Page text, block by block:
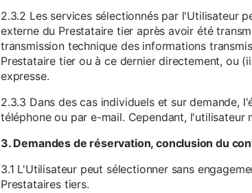
2.3.2 Les services sélectionnés par l'Utilisateur
externe du Prestataire tier après avoir été
transmission technique des informations
Prestataire tier ou à ce dernier directement, ou
expresse.
2.3.3 Dans des cas individuels et sur demande,
téléphone ou par e-mail. Cependant,
3. Demandes de réservation, conclusion du
3.1 L'Utilisateur peut sélectionner sans
Prestataires tiers.